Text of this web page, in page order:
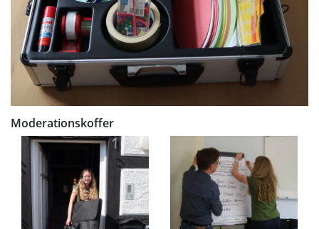
Moderationskoffer